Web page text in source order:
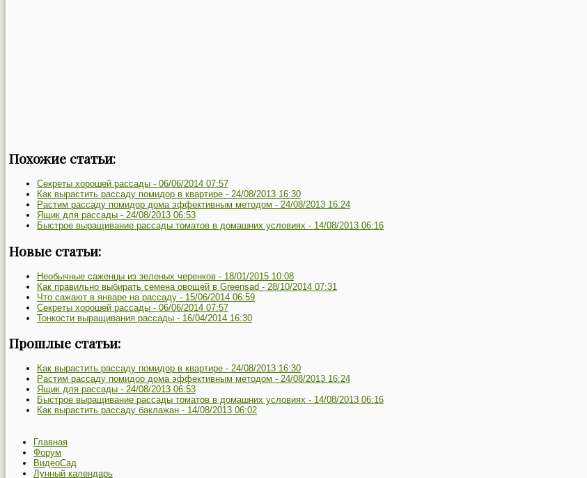
Похожие статьи:
Секреты хорошей рассады - 06/06/2014 07:57
Как вырастить рассаду помидор в квартире - 24/08/2013 16:30
Растим рассаду помидор дома эффективным методом - 24/08/2013 16:24
Ящик для рассады - 24/08/2013 06:53
Быстрое выращивание рассады томатов в домашних условиях - 14/08/2013 06:16
Новые статьи:
Необычные саженцы из зеленых черенков - 18/01/2015 10:08
Как правильно выбирать семена овощей в Greensad - 28/10/2014 07:31
Что сажают в январе на рассаду - 15/06/2014 06:59
Секреты хорошей рассады - 06/06/2014 07:57
Тонкости выращивания рассады - 16/04/2014 16:30
Прошлые статьи:
Как вырастить рассаду помидор в квартире - 24/08/2013 16:30
Растим рассаду помидор дома эффективным методом - 24/08/2013 16:24
Ящик для рассады - 24/08/2013 06:53
Быстрое выращивание рассады томатов в домашних условиях - 14/08/2013 06:16
Как вырастить рассаду баклажан - 14/08/2013 06:02
Главная
Форум
ВидеоСад
Лунный календарь